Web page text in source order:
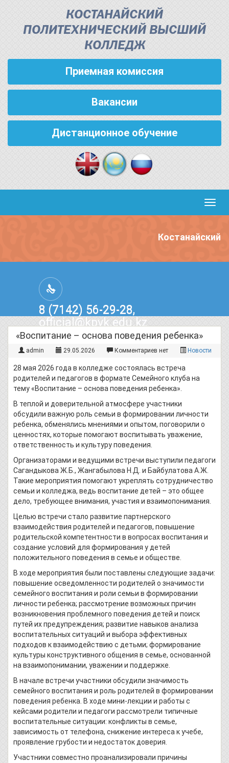
КОСТАНАЙСКИЙ
ПОЛИТЕХНИЧЕСКИЙ ВЫСШИЙ
КОЛЛЕДЖ
Приемная комиссия
Вакансии
Дистанционное обучение
Костанайский
8 (7142) 56-29-28,
official@kpvk.edu.kz
г.Костанай, Проспект Кобыланды
Батыра, 3
«Воспитание – основа поведения ребенка»
admin 29.05.2026 Комментариев нет Новости
28 мая 2026 года в колледже состоялась встреча
родителей и педагогов в формате Семейного клуба на
тему «Воспитание – основа поведения ребенка».
В теплой и доверительной атмосфере участники
обсудили важную роль семьи в формировании личности
ребенка, обменялись мнениями и опытом, поговорили о
ценностях, которые помогают воспитывать уважение,
ответственность и культуру поведения.
Организаторами и ведущими встречи выступили педагоги
Сагандыкова Ж.Б., Жангабылова Н.Д. и Байбулатова А.Ж.
Такие мероприятия помогают укреплять сотрудничество
семьи и колледжа, ведь воспитание детей – это общее
дело, требующее внимания, участия и взаимопонимания.
Целью встречи стало развитие партнерского
взаимодействия родителей и педагогов, повышение
родительской компетентности в вопросах воспитания и
создание условий для формирования у детей
положительного поведения в семье и обществе.
В ходе мероприятия были поставлены следующие задачи:
повышение осведомленности родителей о значимости
семейного воспитания и роли семьи в формировании
личности ребенка; рассмотрение возможных причин
возникновения проблемного поведения детей и поиск
путей их предупреждения; развитие навыков анализа
воспитательных ситуаций и выбора эффективных
подходов к взаимодействию с детьми; формирование
культуры конструктивного общения в семье, основанной
на взаимопонимании, уважении и поддержке.
В начале встречи участники обсудили значимость
семейного воспитания и роль родителей в формировании
поведения ребенка. В ходе мини-лекции и работы с
кейсами родители и педагоги рассмотрели типичные
воспитательные ситуации: конфликты в семье,
зависимость от телефона, снижение интереса к учебе,
проявление грубости и недостаток доверия.
Участники совместно проанализировали причины